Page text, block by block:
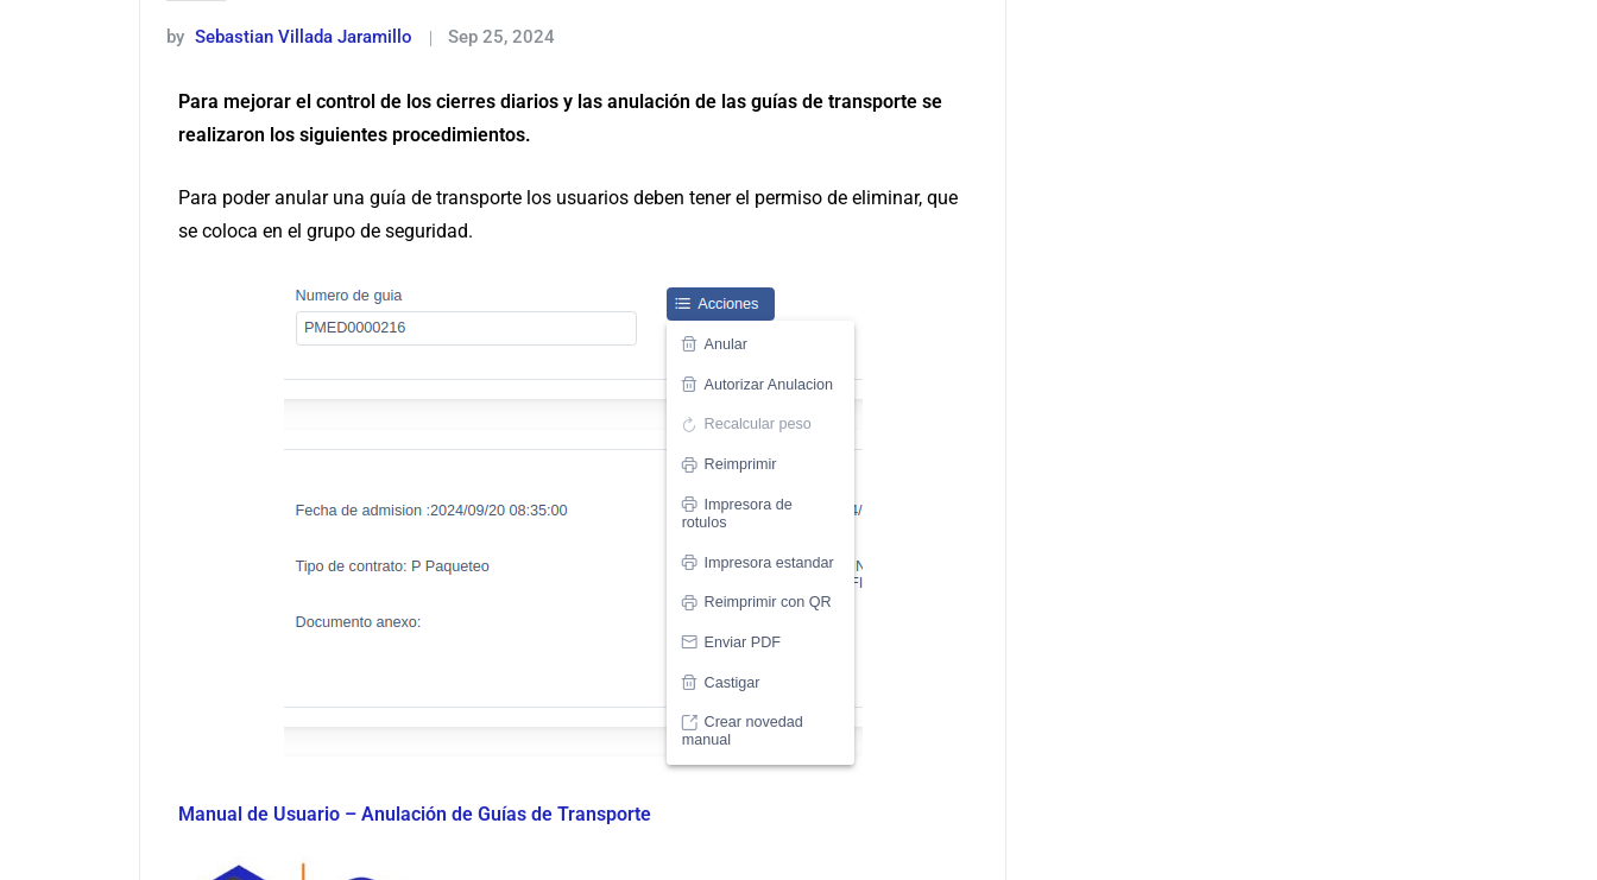
by Sebastian Villada Jaramillo Sep 25, 2024
Para mejorar el control de los cierres diarios y las anulación de las guías de transporte se
realizaron los siguientes procedimientos.
Para poder anular una guía de transporte los usuarios deben tener el permiso de eliminar, que
se coloca en el grupo de seguridad.
Manual de Usuario – Anulación de Guías de Transporte